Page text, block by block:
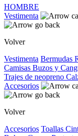
HOMBRE
Vestimenta
Volver
Vestimenta Bermudas
Camisas Buzos y
Trajes de neopreno
Accesorios
Volver
Accesorios Toallas